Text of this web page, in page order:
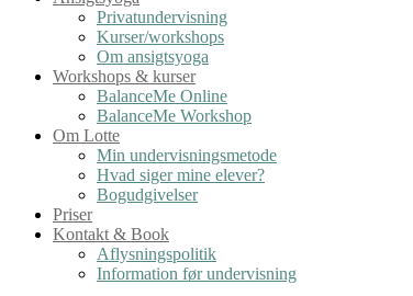
Privatundervisning
Kurser/workshops
Om ansigtsyoga
Workshops & kurser
BalanceMe Online
BalanceMe Workshop
Om Lotte
Min undervisningsmetode
Hvad siger mine elever?
Bogudgivelser
Priser
Kontakt & Book
Aflysningspolitik
Information før undervisning